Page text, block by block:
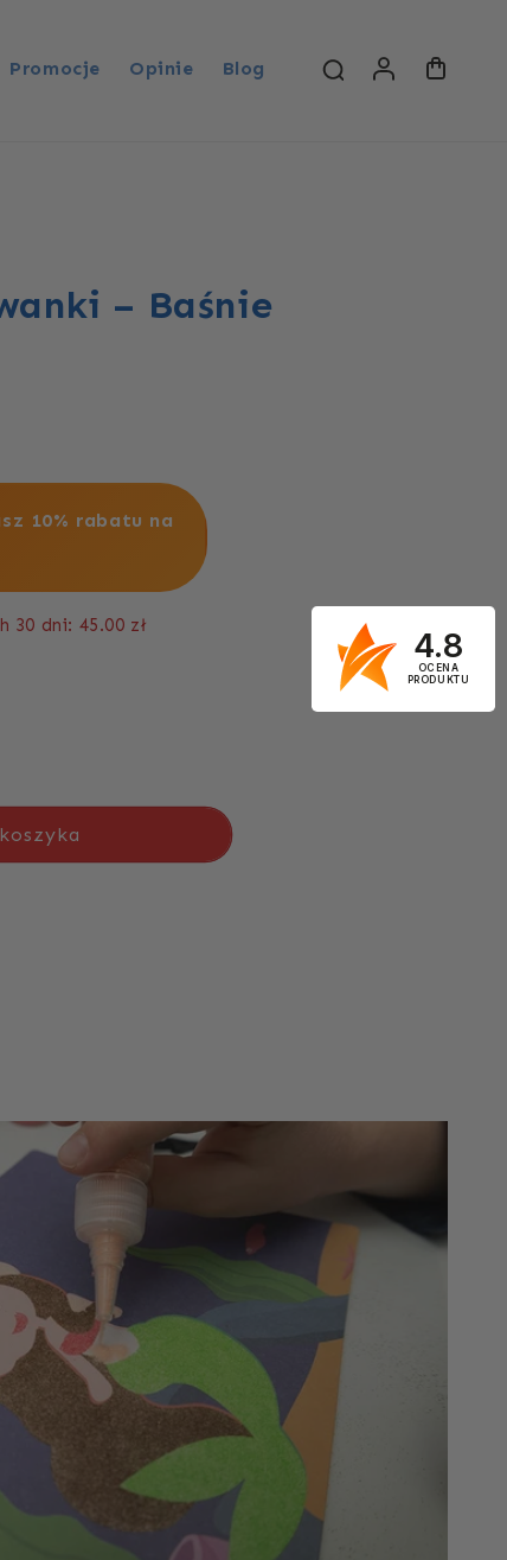
Promocje Opinie Blog
Zaloguj
się
Koszyk
– Baśnie
10% rabatu na
30 dni: 45.00 zł
4.8
OCENA
PRODUKTU